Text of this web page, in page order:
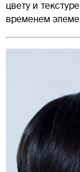
цвету и
временем